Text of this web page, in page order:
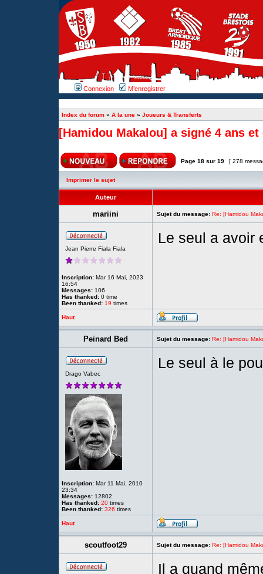
Connexion M’enregistrer
Index du forum » A la une » Joueurs & Transferts
[Hamidou Makalou] a signé 4 ans et
Page 18 sur 19 [ 278
Imprimer le sujet
Auteur
mariini Sujet du message: Re: [Hamidou
Jean Pierre Fiala Fiala
Inscription: Mar 16 Mai, 2023
16:54
Messages: 106
Has thanked: 0 time
Been thanked: 19 times
Le seul a avoir
Haut
Peinard Bed Sujet du message: Re: [Hamidou
Drago Vabec
Inscription: Mar 11 Mai, 2010
23:34
Messages: 12802
Has thanked: 20 times
Been thanked: 326 times
Le seul à le
Haut
scoutfoot29 Sujet du message: Re: [Hamidou
Il a quand